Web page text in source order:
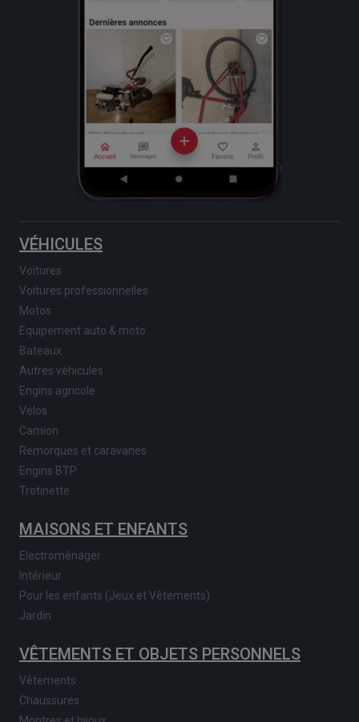
VÉHICULES
Voitures
Voitures professionnelles
Motos
Equipement auto & moto
Bateaux
Autres véhicules
Engins agricole
Vélos
Camion
Remorques et caravanes
Engins BTP
Trotinette
MAISONS ET ENFANTS
Electroménager
Intérieur
Pour les enfants (Jeux et Vêtements)
Jardin
VÊTEMENTS ET OBJETS PERSONNELS
Vêtements
Chaussures